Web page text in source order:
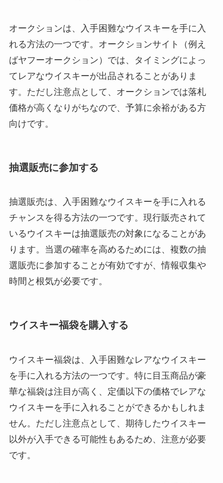
オークションは、入手困難なウイスキーを手に入
れる方法の一つです。オークションサイト（例え
ばヤフーオークション）では、タイミングによっ
てレアなウイスキーが出品されることがありま
す。ただし注意点として、オークションでは落札
価格が高くなりがちなので、予算に余裕がある方
向けです。
抽選販売に参加する
抽選販売は、入手困難なウイスキーを手に入れる
チャンスを得る方法の一つです。現行販売されて
いるウイスキーは抽選販売の対象になることがあ
ります。当選の確率を高めるためには、複数の抽
選販売に参加することが有効ですが、情報収集や
時間と根気が必要です。
ウイスキー福袋を購入する
ウイスキー福袋は、入手困難なレアなウイスキー
を手に入れる方法の一つです。特に目玉商品が豪
華な福袋は注目が高く、定価以下の価格でレアな
ウイスキーを手に入れることができるかもしれま
せん。ただし注意点として、期待したウイスキー
以外が入手できる可能性もあるため、注意が必要
です。